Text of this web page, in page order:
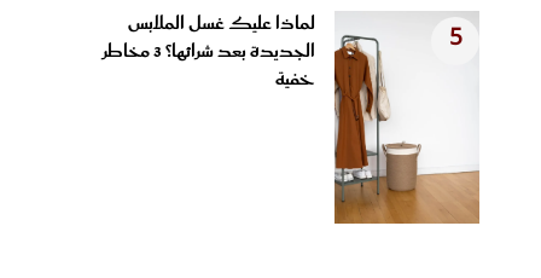
5
لماذا عليك غسل الملابس
الجديدة بعد شرائها؟ 3 مخاطر
خفية